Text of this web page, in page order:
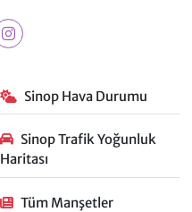
Sinop Hava Durumu
Sinop Trafik Yoğunluk
Haritası
Tüm Manşetler